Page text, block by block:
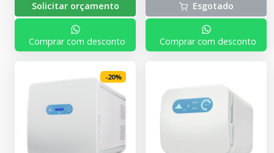
Solicitar orçamento
Comprar com desconto
Esgotado
Comprar com desconto
-20%